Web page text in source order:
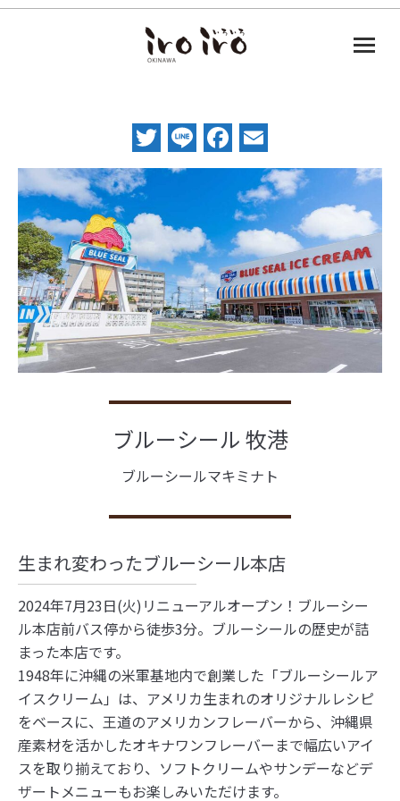
Twitter
LineFacebook
ブルーシール 牧港
ブルーシールマキミナト
生まれ変わったブルーシール本店
2024年7月23日(火)リニューアルオープン！ブルーシー
ル本店前バス停から徒歩3分。ブルーシールの歴史が詰
まった本店です。
1948年に沖縄の米軍基地内で創業した「ブルーシールア
イスクリーム」は、アメリカ生まれのオリジナルレシピ
をベースに、王道のアメリカンフレーバーから、沖縄県
産素材を活かしたオキナワンフレーバーまで幅広いアイ
スを取り揃えており、ソフトクリームやサンデーなどデ
ザートメニューもお楽しみいただけます。